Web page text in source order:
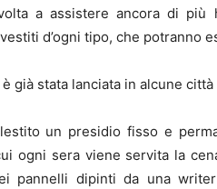
a assistere ancora di
d’ogni tipo, che potranno
è già stata lanciata in alcune
un presidio fisso e
ogni sera viene servita la
pannelli dipinti da una